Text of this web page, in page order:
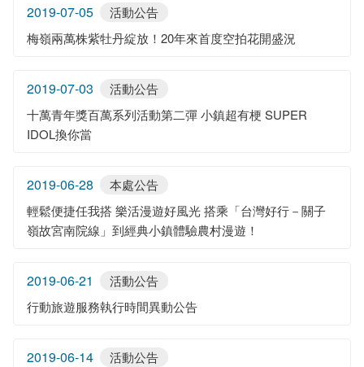
2019-07-05
活動公告
梅嶺兩萬株紫牡丹綻放！20年來首度空拍花開盛況
2019-07-03
活動公告
十萬青年獎百萬系列活動第二彈 小鎮超有梗 SUPER
IDOL換你當
2019-06-28
本處公告
輕鬆便捷任我搭 樂活漫遊好風光 搭乘「台灣好行－關子
嶺故宮南院線」到經典小鎮體驗農村漫遊！
2019-06-21
活動公告
行動旅遊服務執行時間異動公告
2019-06-14
活動公告